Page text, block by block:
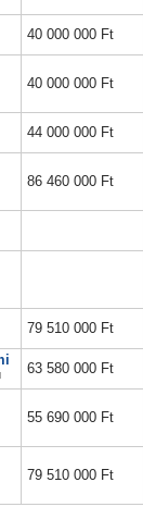
40 000 000 Ft
40 000 000 Ft
44 000 000 Ft
86 460 000 Ft
79 510 000 Ft
63 580 000 Ft
55 690 000 Ft
79 510 000 Ft